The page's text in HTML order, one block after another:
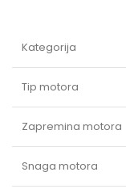
Kategorija
Tip motora
Zapremina motora
Snaga motora